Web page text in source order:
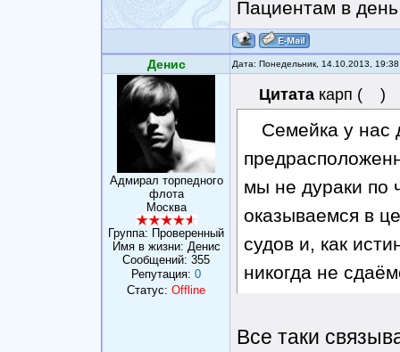
Пациентам в
Денис Дата: Понедельник, 14.10.2013,
Адмирал торпедного
флота
Москва
Группа: Проверенный
Имя в жизни: Денис
Сообщений: 355
Репутация: 0
Статус: Offline
Цитата карп ( )
Семейка у нас
мы не дураки по
оказываемся в
судов и, как
никогда не
Все таки